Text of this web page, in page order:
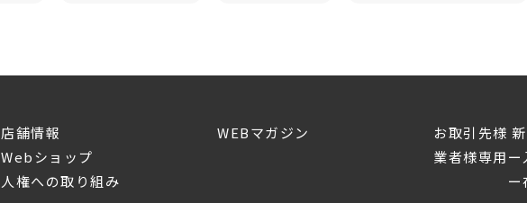
店舗情報
Webショップ
人権への取り組み
WEBマガジン
お取引先様
業者様専用
ー在